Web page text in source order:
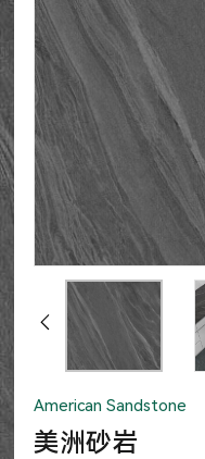
American Sandstone
美洲砂岩